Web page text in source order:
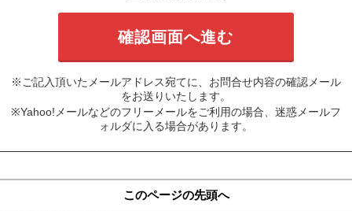
※ご記入頂いたメールアドレス宛てに、お問合せ内容の確認メール
をお送りいたします。
※Yahoo!メールなどのフリーメールをご利用の場合、迷惑メールフ
ォルダに入る場合があります。
このページの先頭へ